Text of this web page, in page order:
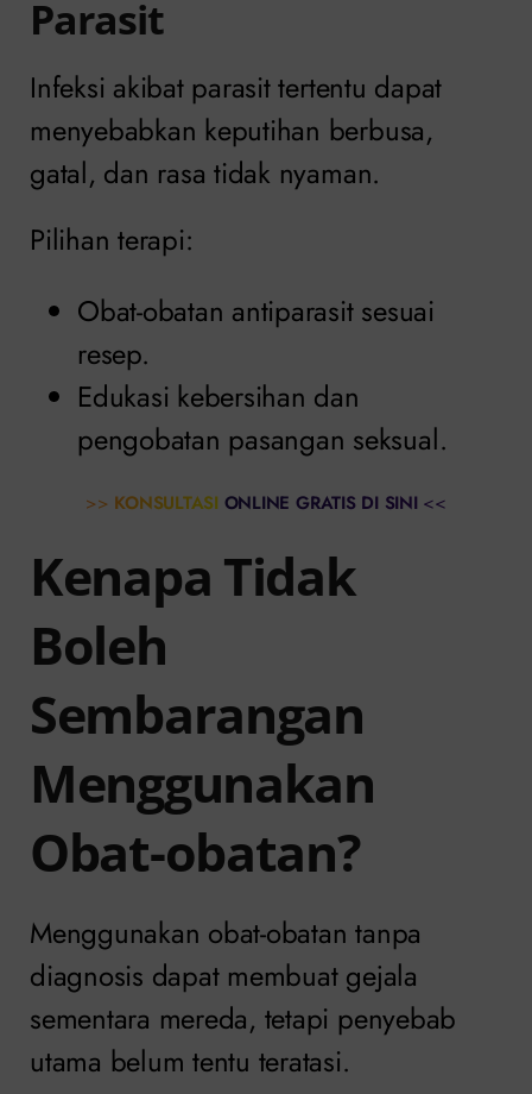
Parasit
Infeksi akibat parasit tertentu dapat
menyebabkan keputihan berbusa,
gatal, dan rasa tidak nyaman.
Pilihan terapi:
Obat-obatan antiparasit sesuai
resep.
Edukasi kebersihan dan
pengobatan pasangan seksual.
>> KONSULTASI ONLINE GRATIS DI SINI <<
Kenapa Tidak
Boleh
Sembarangan
Menggunakan
Obat-obatan?
Menggunakan obat-obatan tanpa
diagnosis dapat membuat gejala
sementara mereda, tetapi penyebab
utama belum tentu teratasi.